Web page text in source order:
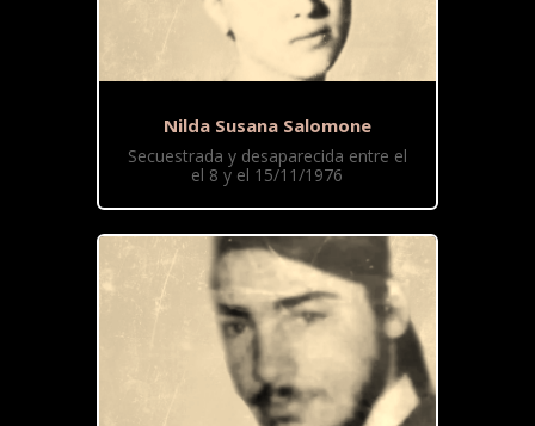
Nilda Susana Salomone
Secuestrada y desaparecida entre el
el 8 y el 15/11/1976